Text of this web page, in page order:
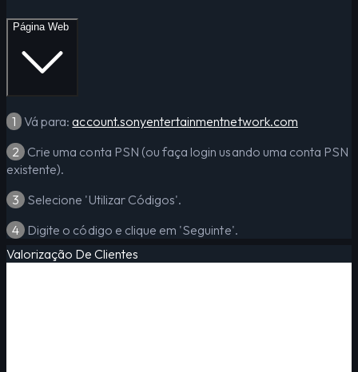
Página Web
1 Vá para:account.sonyentertainmentnetwork.com
2 Crie uma conta PSN (ou faça login usando uma conta PSN
existente).
3 Selecione 'Utilizar Códigos'.
4 Digite o código e clique em 'Seguinte'.
Valorização De Clientes